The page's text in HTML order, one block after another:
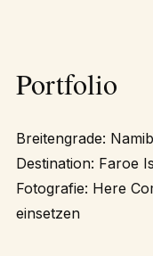
Portfolio
Breitengrade:
Destination: Faroe
Fotografie: Here
einsetzen